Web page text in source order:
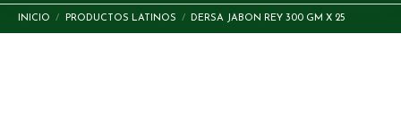
INICIO PRODUCTOS LATINOS DERSA JABON REY 300 GM X 25